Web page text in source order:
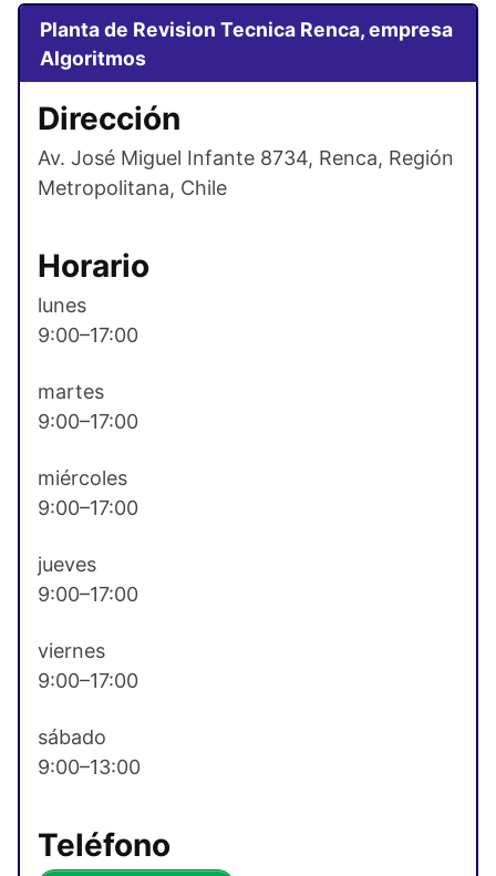
Planta de Revision Tecnica Renca, empresa
Algoritmos
Dirección
Av. José Miguel Infante 8734, Renca, Región
Metropolitana, Chile
Horario
lunes
9:00–17:00
martes
9:00–17:00
miércoles
9:00–17:00
jueves
9:00–17:00
viernes
9:00–17:00
sábado
9:00–13:00
Teléfono